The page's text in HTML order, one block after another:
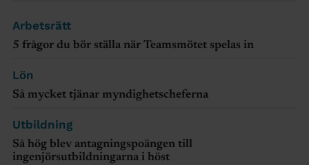
Arbetsrätt
5 frågor du bör ställa när Teamsmötet spelas in
Lön
Så mycket tjänar myndighetscheferna
Utbildning
Så hög blev antagningspoängen till
ingenjörsutbildningarna i höst